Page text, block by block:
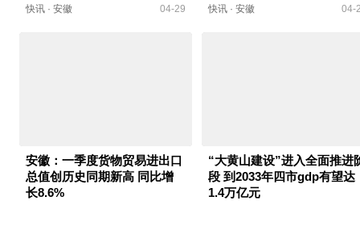
快讯 · 安徽 04-29 快讯· 安徽 04-
安徽：一季度货物贸易进出口
总值创历史同期新高 同比增
长8.6%
“大黄山建设”进入全面推进
段 到2033年四市gdp有望达
1.4万亿元